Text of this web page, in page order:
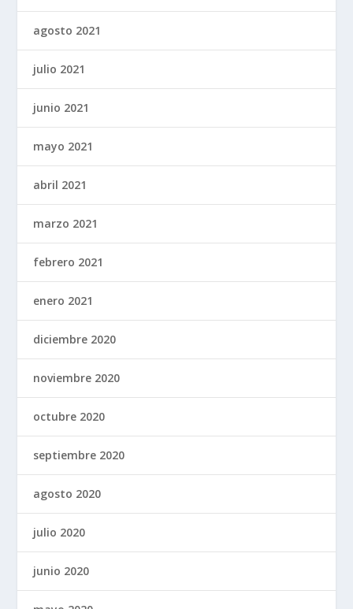
agosto 2021
julio 2021
junio 2021
mayo 2021
abril 2021
marzo 2021
febrero 2021
enero 2021
diciembre 2020
noviembre 2020
octubre 2020
septiembre 2020
agosto 2020
julio 2020
junio 2020